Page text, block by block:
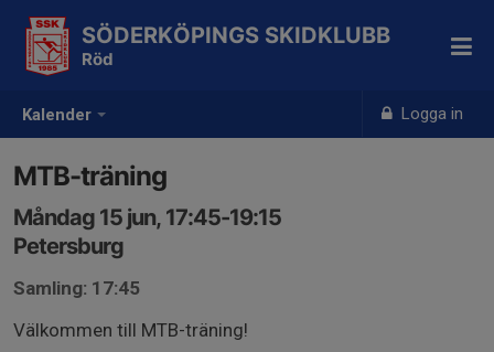
Kalender Logga in
SÖDERKÖPINGS SKIDKLUBB
Röd
MTB-träning
Måndag 15 jun, 17:45-19:15
Petersburg
Samling: 17:45
Välkommen till MTB-träning!